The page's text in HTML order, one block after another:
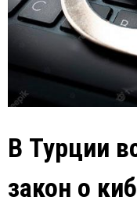
В Турции
закон о